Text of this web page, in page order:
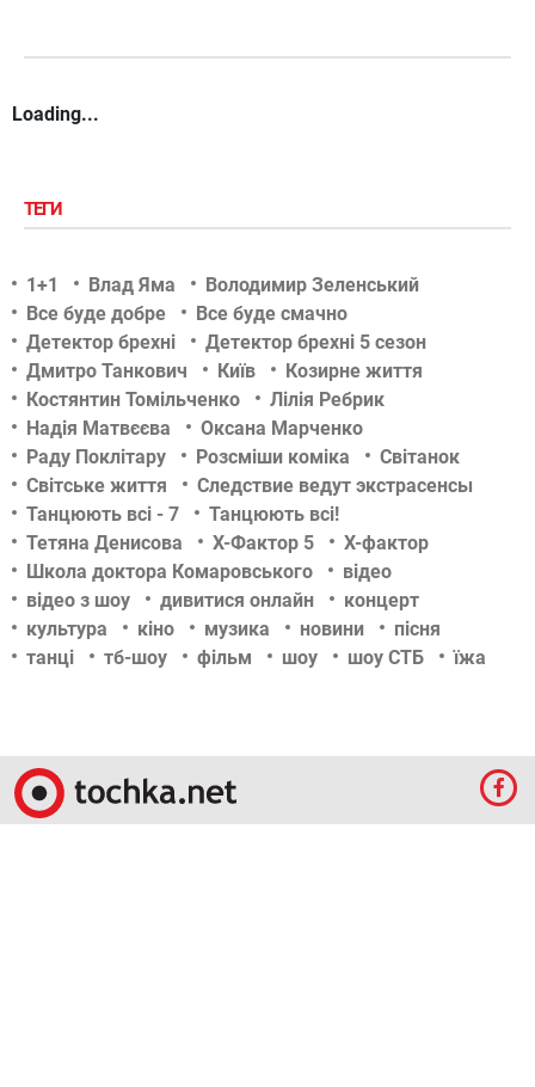
Loading...
ТЕГИ
1+1 Влад Яма
Володимир Зеленський
Все буде добре
Все буде смачно
Детектор брехні
Детектор брехні 5 сезон
Дмитро Танкович
Київ
Козирне життя
Костянтин Томільченко
Лілія Ребрик
Надія Матвєєва
Оксана Марченко
Раду Поклітару
Розсміши коміка
Світанок
Світське життя
Следствие ведут экстрасенсы
Танцюють всі - 7
Танцюють всі!
Тетяна Денисова
Х-Фактор 5
Х-фактор
Школа доктора Комаровського
відео
відео з шоу
дивитися онлайн
концерт
культура
кіно музика новини
пісня
танці
тб-шоу фільм шоу шоу СТБ їжа